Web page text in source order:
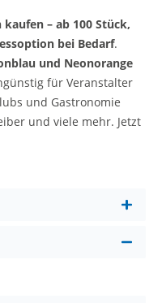
– ab 100 Stück,
bei Bedarf.
und Neonorange
für Veranstalter
und Gastronomie
und viele mehr. Jetzt